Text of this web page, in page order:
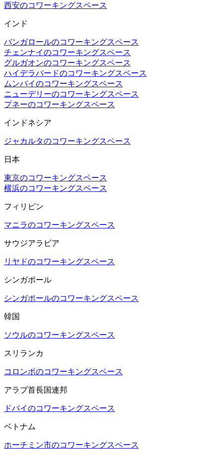
西安のコワーキングスペース
インド
バンガロールのコワーキングスペース
チェンナイのコワーキングスペース
グルガオンのコワーキングスペース
ハイデラバードのコワーキングスペース
ムンバイのコワーキングスペース
ニューデリーのコワーキングスペース
プネーのコワーキングスペース
インドネシア
ジャカルタのコワーキングスペース
日本
東京のコワーキングスペース
横浜のコワーキングスペース
フィリピン
マニラのコワーキングスペース
サウジアラビア
リヤドのコワーキングスペース
シンガポール
シンガポールのコワーキングスペース
韓国
ソウルのコワーキングスペース
スリランカ
コロンボのコワーキングスペース
アラブ首長国連邦
ドバイのコワーキングスペース
ベトナム
ホーチミン市のコワーキングスペース